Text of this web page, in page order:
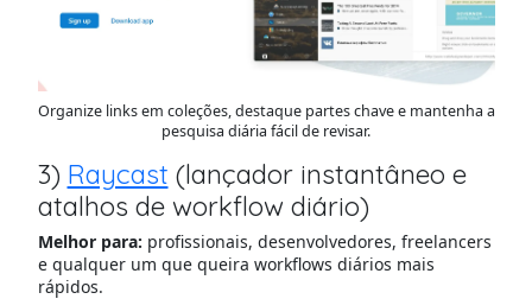
Organize links em coleções, destaque partes chave e mantenha a
pesquisa diária fácil de revisar.
3) Raycast (lançador instantâneo e
atalhos de workflow diário)
Melhor para: profissionais, desenvolvedores, freelancers
e qualquer um que queira workflows diários mais
rápidos.